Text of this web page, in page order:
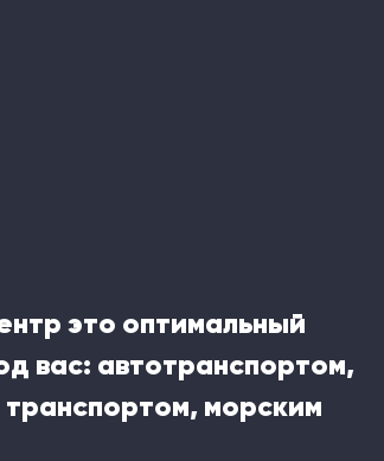
это оптимальный
вас: автотранспортом,
морским